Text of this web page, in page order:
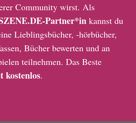
Community wirst. Als
Partner*in kannst du
Lieblingsbücher, -hörbücher,
Bücher bewerten und an
teilnehmen. Das Beste
kostenlos.